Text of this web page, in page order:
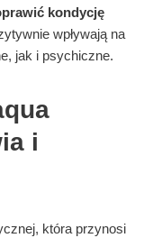
kondycję
wpływają na
jak i psychiczne.
i
która przynosi